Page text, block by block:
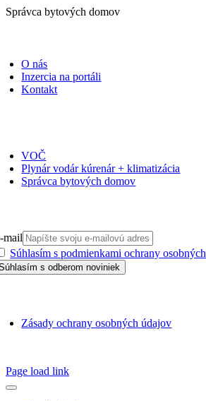
Správca bytových domov
O nás
Inzercia na portáli
Kontakt
VOČ
Plynár vodár kúrenár + klimatizácia
Správca bytových domov
mail
Súhlasím s podmienkami ochrany
Zásady ochrany osobných údajov
Page load link